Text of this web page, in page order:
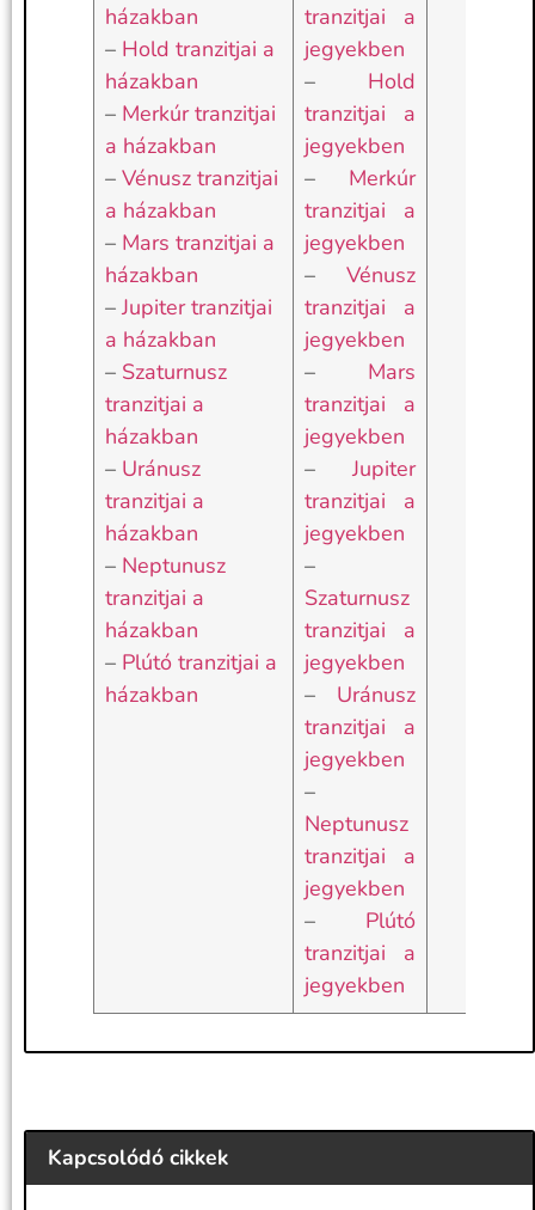
házakban
– Hold tranzitjai a
házakban
– Merkúr tranzitjai
a házakban
– Vénusz tranzitjai
a házakban
– Mars tranzitjai a
házakban
–Jupiter tranzitjai
a házakban
– Szaturnusz
tranzitjai a
házakban
– Uránusz
tranzitjai a
házakban
– Neptunusz
tranzitjai a
házakban
– Plútó tranzitjai a
házakban
tranzitjai a
jegyekben
– Hold
tranzitjai a
jegyekben
– Merkúr
tranzitjai a
jegyekben
– Vénusz
tranzitjai a
jegyekben
– Mars
tranzitjai a
jegyekben
–Jupiter
tranzitjai a
jegyekben
–
Szaturnusz
tranzitjai a
jegyekben
– Uránusz
tranzitjai a
jegyekben
–
Neptunusz
tranzitjai a
jegyekben
– Plútó
tranzitjai a
jegyekben
Kapcsolódó cikkek